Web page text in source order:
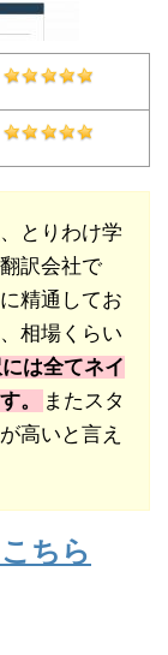
とりわけ学
訳会社で
精通してお
相場くらい
は全てネイ
。
またスタ
高いと言え
ちら